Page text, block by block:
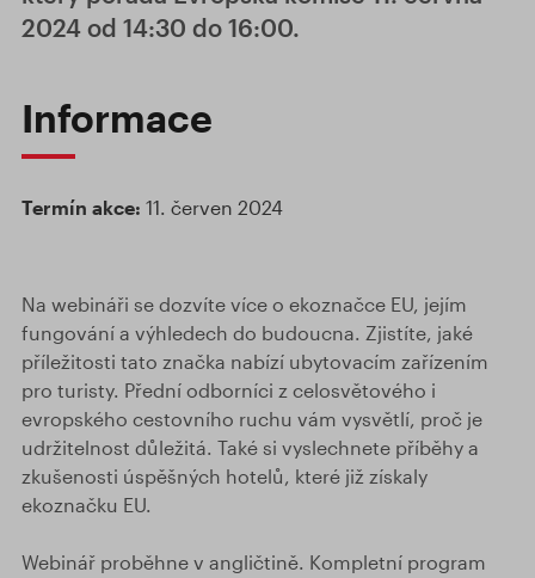
2024 od 14:30 do 16:00.
Informace
Termín akce: 11. červen 2024
Na webináři se dozvíte více o ekoznačce EU, jejím
fungování a výhledech do budoucna. Zjistíte, jaké
příležitosti tato značka nabízí ubytovacím zařízením
pro turisty. Přední odborníci z celosvětového i
evropského cestovního ruchu vám vysvětlí, proč je
udržitelnost důležitá. Také si vyslechnete příběhy a
zkušenosti úspěšných hotelů, které již získaly
ekoznačku EU.
Webinář proběhne v angličtině. Kompletní program